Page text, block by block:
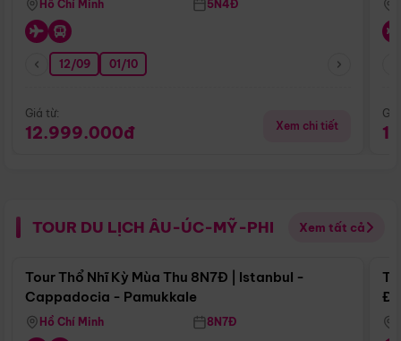
Hồ Chí Minh 5N4Đ
12/09 01/10
Giá từ:
12.999.000đ Xem chi tiết
TOUR DU LỊCH ÂU-ÚC-MỸ-PHI Xem tất cả
Điểm nổi bật
Tour Thổ Nhĩ Kỳ Mùa Thu 8N7Đ | Istanbul -
Cappadocia - Pamukkale
Hồ Chí Minh 8N7Đ